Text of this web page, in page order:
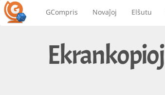
GCompris Novaĵoj Elŝutu
Ekrankopioj